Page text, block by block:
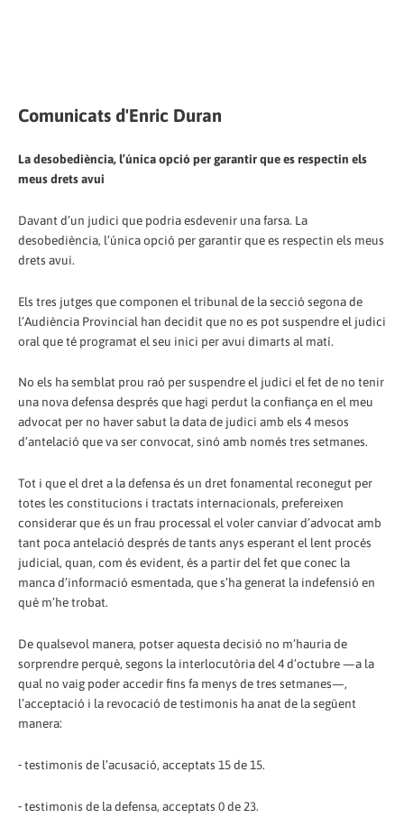
Comunicats d'Enric Duran
La desobediència, l’única opció per garantir que es respectin els
meus drets avui
Davant d’un judici que podria esdevenir una farsa. La
desobediència, l’única opció per garantir que es respectin els meus
drets avui.
Els tres jutges que componen el tribunal de la secció segona de
l’Audiència Provincial han decidit que no es pot suspendre el judici
oral que té programat el seu inici per avui dimarts al matí.
No els ha semblat prou raó per suspendre el judici el fet de no tenir
una nova defensa després que hagi perdut la confiança en el meu
advocat per no haver sabut la data de judici amb els 4 mesos
d’antelació que va ser convocat, sinó amb només tres setmanes.
Tot i que el dret a la defensa és un dret fonamental reconegut per
totes les constitucions i tractats internacionals, prefereixen
considerar que és un frau processal el voler canviar d’advocat amb
tant poca antelació després de tants anys esperant el lent procés
judicial, quan, com és evident, és a partir del fet que conec la
manca d’informació esmentada, que s’ha generat la indefensió en
què m’he trobat.
De qualsevol manera, potser aquesta decisió no m’hauria de
sorprendre perquè, segons la interlocutòria del 4 d’octubre —a la
qual no vaig poder accedir fins fa menys de tres setmanes—,
l’acceptació i la revocació de testimonis ha anat de la següent
manera:
⁃ testimonis de l’acusació, acceptats 15 de 15.
⁃ testimonis de la defensa, acceptats 0 de 23.